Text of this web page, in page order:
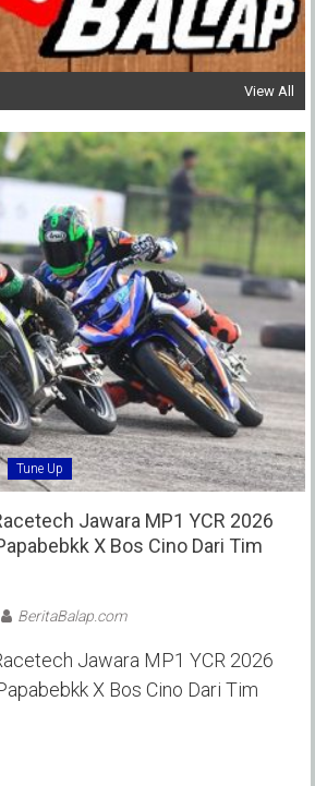
View All
Tune Up
Jawara MP1 YCR 2026
X Bos Cino Dari Tim
BeritaBalap.com
Jawara MP1 YCR 2026
X Bos Cino Dari Tim